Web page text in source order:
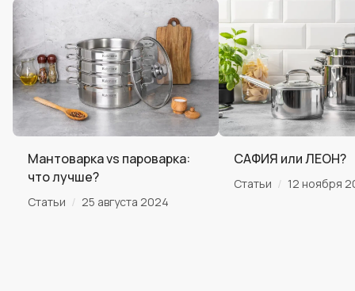
Мантоварка vs пароварка:
что лучше?
Статьи / 25 августа 2024
САФИЯ или ЛЕОН?
Статьи / 12 ноября